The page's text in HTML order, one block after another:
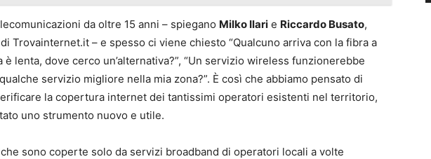
da oltre 15 anni – spiegano Milko Ilari e Riccardo Busato,
Trovainternet.it – e spesso ci viene chiesto “Qualcuno arriva con la fibra a
è lenta, dove cerco un’alternativa?”, “Un servizio wireless funzionerebbe
servizio migliore nella mia zona?”. È così che abbiamo pensato di
la copertura internet dei tantissimi operatori esistenti nel territorio,
uno strumento nuovo e utile.
sono coperte solo da servizi broadband di operatori locali a volte